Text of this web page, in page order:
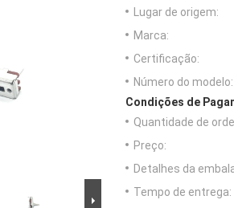
Lugar de origem:
Marca:
Certificação:
Número do modelo:
Condições de
Quantidade de
Preço:
Detalhes da
Tempo de entrega: